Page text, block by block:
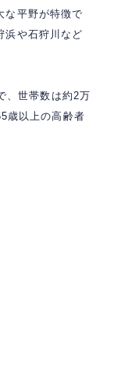
な平野が特徴で
浜や石狩川など
、世帯数は約2万
歳以上の高齢者